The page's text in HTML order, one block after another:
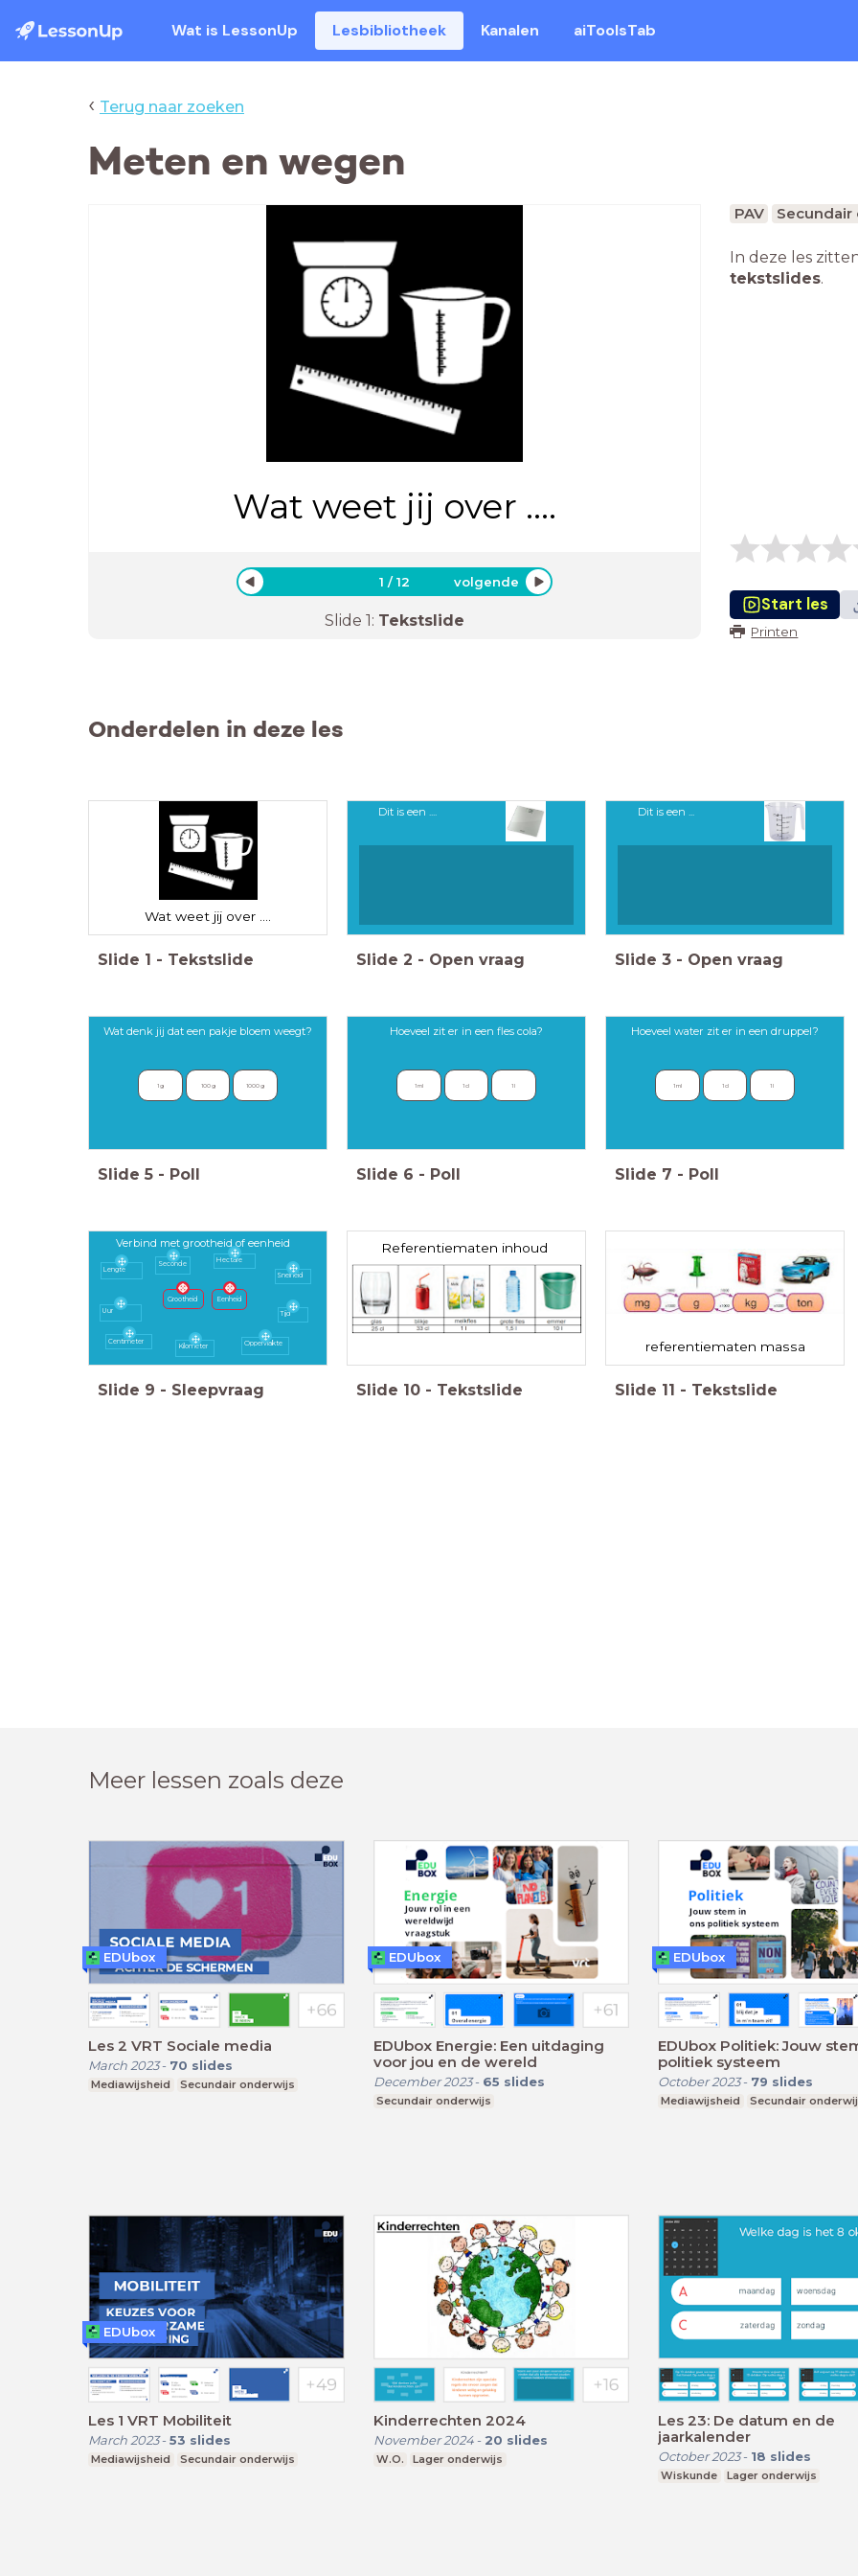
Wat is LessonUp Lesbibliotheek Kanalen aiToolsTab
‹ Terug naar zoeken
Meten en wegen
Wat weet jij over ....
1 /12 volgende
Slide 1: Tekstslide
PAV
In deze les
tekstslides.
Start les
Printen
Onderdelen in deze les
Wat weet jij over ....
Slide 1 - Tekstslide
Dit is een ....
Slide 2 - Open vraag
Dit is een ...
Slide 3 - Open vraag
Wat denk jij dat een pakje bloem weegt?
1 g 100 g 1000 g
Slide 5 - Poll
Hoeveel zit er in een fles cola?
1 ml 1 cl 1 l
Slide 6 - Poll
Hoeveel water zit er in een druppel?
1 ml 1 cl 1 l
Slide 7 - Poll
Verbind met grootheid of eenheid
Grootheid Eenheid
Lengte
Oppervlakte
Seconde
Snelheid
Centimeter
Uur Tijd
Hectare
Kilometer
Slide 9 - Sleepvraag
Referentiematen inhoud
Slide 10 - Tekstslide
referentiematen massa
Slide 11 - Tekstslide
Meer lessen zoals deze
Les 2 VRT Sociale media
March 2023- 70 slides
Mediawijsheid Secundair onderwijs
EDUbox
EDUbox Energie: Een uitdaging
voor jou en de wereld
December 2023- 65 slides
Secundair onderwijs
EDUbox
EDUbox Politiek: Jouw
politiek systeem
October 2023- 79 slides
Mediawijsheid Secundair
EDUbox
Les 1 VRT Mobiliteit
March 2023- 53 slides
Mediawijsheid Secundair onderwijs
EDUbox
Kinderrechten 2024
November 2024- 20 slides
W.O. Lager onderwijs
Les 23: De datum en de
jaarkalender
October 2023- 18 slides
Wiskunde Lager onderwijs